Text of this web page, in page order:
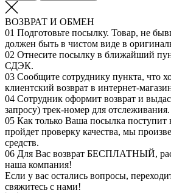
ВОЗВРАТ И ОБМЕН
01 Подготовьте посылку. Товар, не
должен быть в чистом виде в
02 Отнесите посылку в ближайший
СДЭК.
03 Сообщите сотруднику пункта, что
клиентский возврат в интернет-
04 Сотрудник оформит возврат и
запросу) трек-номер для отслеживания.
05 Как только Ваша посылка поступит
пройдет проверку качества, мы
средств.
06 Для Вас возврат БЕСПЛАТНЫЙ,
наша компания!
Если у вас остались вопросы,
свяжитесь с нами!